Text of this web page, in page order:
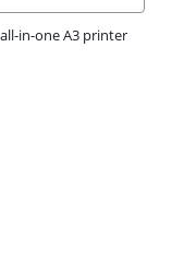
in-one A3 printer